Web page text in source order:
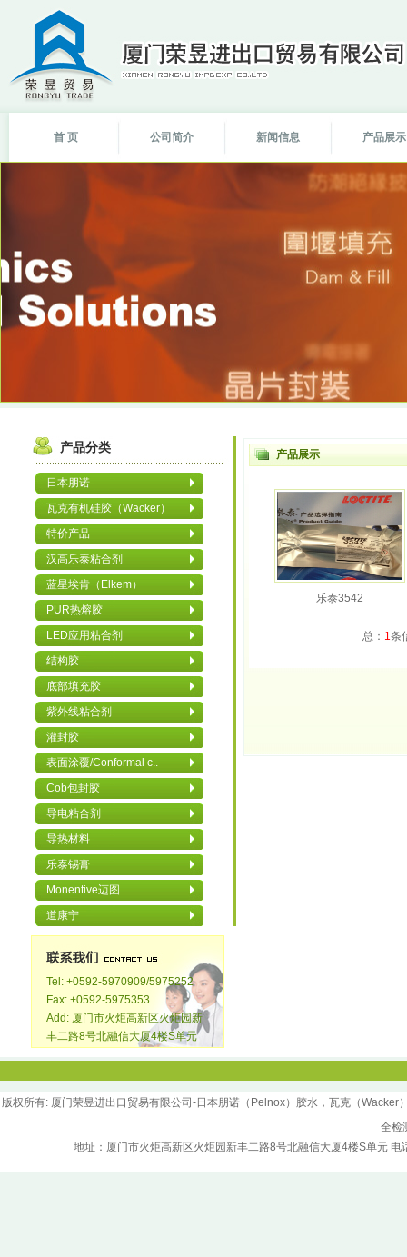
首 页 公司简介 新闻信息 产品展示
产品分类
日本朋诺
瓦克有机硅胶（Wacker）
特价产品
汉高乐泰粘合剂
蓝星埃肯（Elkem）
PUR热熔胶
LED应用粘合剂
结构胶
底部填充胶
紫外线粘合剂
灌封胶
表面涂覆/Conformal c..
Cob包封胶
导电粘合剂
导热材料
乐泰锡膏
Monentive迈图
道康宁
Tel: +0592-5970909/5975252
Fax: +0592-5975353
Add: 厦门市火炬高新区火炬园新
丰二路8号北融信大厦4楼S单元
产品展示
乐泰3542
总： 1条
版权所有: 厦门荣昱进出口贸易有限公司-日本朋诺（Pelnox）胶水，瓦克（
全检
地址：厦门市火炬高新区火炬园新丰二路8号北融信大厦4楼S单元